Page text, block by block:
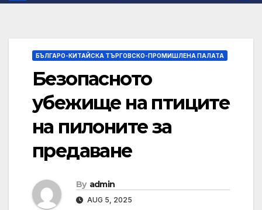
БЪЛГАРО-КИТАЙСКА ТЪРГОВСКО-ПРОМИШЛЕНА ПАЛАТА
Безопасното
убежище на птиците
на пилоните за
предаване
By admin
AUG 5, 2025